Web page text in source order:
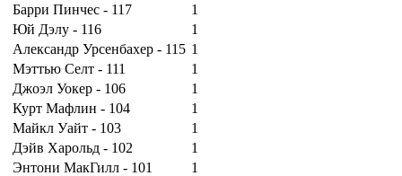
Барри Пинчес - 117
1
Юй Дэлу - 116
1
Александр Урсенбахер - 115 1
Мэттью Селт - 111
1
Джоэл Уокер - 106
1
Курт Мафлин - 104
1
Майкл Уайт - 103
1
Дэйв Харольд - 102
1
Энтони МакГилл - 101
1